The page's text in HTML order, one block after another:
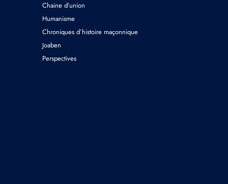
Chaine d’union
Humanisme
Chroniques d’histoire maçonnique
Joaben
Perspectives